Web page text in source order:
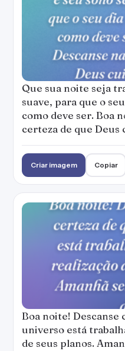
Que sua noite seja
suave, para que o
como deve ser. Boa
certeza de que Deus
Criar imagem Copiar
Boa noite! Descanse
universo está
de seus planos.